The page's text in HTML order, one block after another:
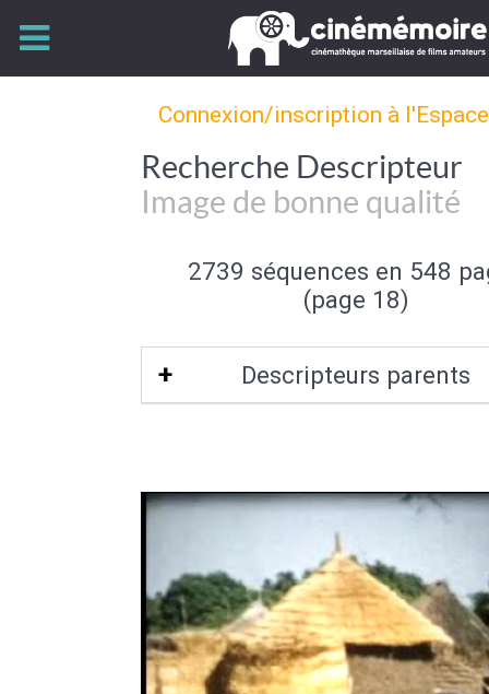
Connexion/inscription à
Recherche Descripteur
Image de bonne qualité
2739 séquences en 548
(page 18)
Descripteurs parents